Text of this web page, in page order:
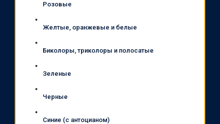
Розовые
Желтые, оранжевые и белые
Биколоры, триколоры и полосатые
Зеленые
Черные
Синие (с антоцианом)